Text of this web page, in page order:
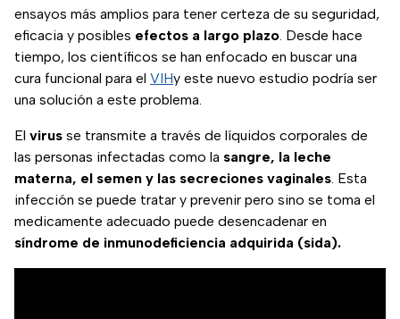
ensayos más amplios para tener certeza de su seguridad,
eficacia y posibles efectos a largo plazo. Desde hace
tiempo, los científicos se han enfocado en buscar una
cura funcional para el VIHy este nuevo estudio podría ser
una solución a este problema.
El virus se transmite a través de líquidos corporales de
las personas infectadas como la sangre, la leche
materna, el semen y las secreciones vaginales. Esta
infección se puede tratar y prevenir pero sino se toma el
medicamente adecuado puede desencadenar en
síndrome de inmunodeficiencia adquirida (sida).